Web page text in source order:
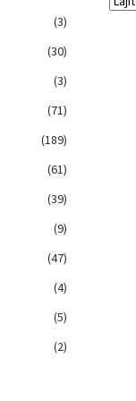
(3)
(30)
(3)
(71)
(189)
(61)
(39)
(9)
(47)
(4)
(5)
(2)